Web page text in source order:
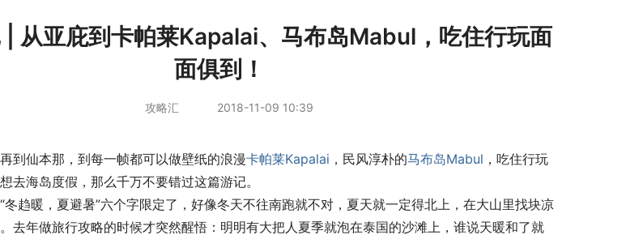
| 从亚庇到卡帕莱Kapalai、马布岛Mabul，吃住行玩面
面俱到！
攻略汇 2018-11-09 10:39
到仙本那，到每一帧都可以做壁纸的浪漫卡帕莱Kapalai ，民风淳朴的马布岛Mabul ，吃住行玩
去海岛度假，那么千万不要错过这篇游记。
冬趋暖，夏避暑”六个字限定了，好像冬天不往南跑就不对，夏天就一定得北上，在大山里找块凉
去年做旅行攻略的时候才突然醒悟：明明有大把人夏季就泡在泰国的沙滩上，谁说天暖和了就